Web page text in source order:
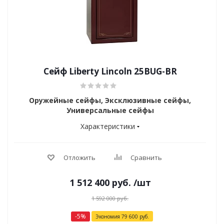
Сейф Liberty Lincoln 25BUG-BR
Оружейные сейфы, Эксклюзивные сейфы,
Универсальные сейфы
Характеристики
Отложить Сравнить
1 512 400руб. /шт
1 592 000руб.
-5% Экономия 79 600 руб.